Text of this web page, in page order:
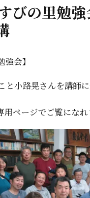
びの里勉
強会】
と小路晃さんを講師
ページでご覧になれ